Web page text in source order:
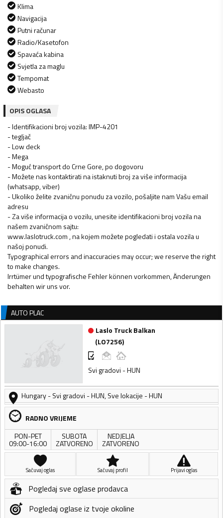
Klima
Navigacija
Putni računar
Radio/Kasetofon
Spavaća kabina
Svjetla za maglu
Tempomat
Webasto
OPIS OGLASA
- Identifikacioni broj vozila: IMP-4201
- tegljač
- Low deck
- Mega
- Moguć transport do Crne Gore, po dogovoru
- Možete nas kontaktirati na istaknuti broj za više informacija
(whatsapp, viber)
- Ukoliko želite zvaničnu ponudu za vozilo, pošaljite nam Vašu email
adresu
- Za više informacija o vozilu, unesite identifikacioni broj vozila na
našem zvaničnom sajtu:
www.laslotruck.com , na kojem možete pogledati i ostala vozila u
našoj ponudi.
Typographical errors and inaccuracies may occur; we reserve the right
to make changes.
Irrtümer und typografische Fehler können vorkommen, Änderungen
behalten wir uns vor.
AUTO PLAC
Laslo Truck Balkan
(LO7256)
Svi gradovi - HUN
Hungary-Svi gradovi - HUN,Sve lokacije - HUN
RADNO VRIJEME
PON-PET
09:00-16:00
SUBOTA
ZATVORENO
NEDJELJA
ZATVORENO
Sačuvaj oglas Sačuvaj profil Prijavi oglas
Pogledaj sve oglase prodavca
Pogledaj oglase iz tvoje okoline